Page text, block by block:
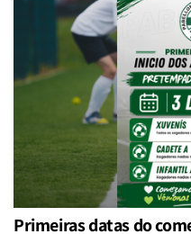
Primeiras datas do